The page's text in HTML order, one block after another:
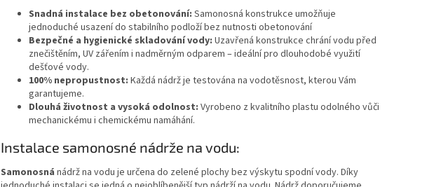
Snadná instalace bez obetonování: Samonosná konstrukce umožňuje
jednoduché usazení do stabilního podloží bez nutnosti obetonování
Bezpečné a hygienické skladování vody: Uzavřená konstrukce chrání vodu před
znečištěním, UV zářením i nadměrným odparem – ideální pro dlouhodobé využití
dešťové vody.
100% nepropustnost: Každá nádrž je testována na vodotěsnost, kterou Vám
garantujeme.
Dlouhá životnost a vysoká odolnost: Vyrobeno z kvalitního plastu odolného vůči
mechanickému i chemickému namáhání.
Instalace samonosné nádrže na vodu:
Samonosná nádrž na vodu je určena do zelené plochy bez výskytu spodní vody. Díky